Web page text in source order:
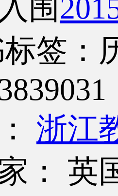
围
标签：
浙江
： 英